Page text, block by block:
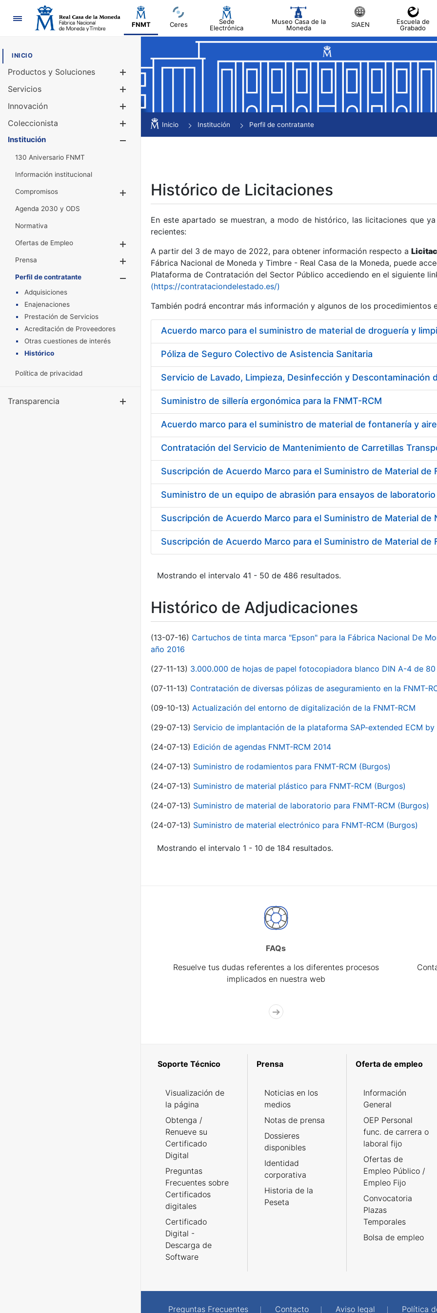
Navegación
FNMT Ceres
Sede
Electrónica
Museo Casa de la
Moneda
SIAEN
Escuela de
Grabado
INICIO
Productos y Soluciones
Mostrar/Ocultar
Servicios
Innovación
Coleccionista
Mostrar/Ocultar
Institución
130 Aniversario FNMT
Información institucional
Compromisos
Mostrar/Ocultar
Agenda 2030 y ODS
Normativa
Ofertas de Empleo
Prensa
Mostrar/Ocultar
Perfil de contratante
Mostrar/Ocultar
Adquisiciones
Enajenaciones
Prestación de Servicios
Acreditación de Proveedores
Otras cuestiones de interés
Histórico
Política de privacidad
Transparencia Mostrar/Ocultar
Inicio Institución Perfil de contratante
Histórico de Licitaciones
En este apartado se muestran, a modo de histórico, las licitaciones que
recientes:
A partir del 3 de mayo de 2022, para obtener información respecto a
Fábrica Nacional de Moneda y Timbre - Real Casa de la Moneda, puede
Plataforma de Contratación del Sector Público accediendo en el siguiente
(https://contrataciondelestado.es/)
También podrá encontrar más información y algunos de los procedimientos
Acuerdo marco para el suministro de material de droguería y
Póliza de Seguro Colectivo de Asistencia Sanitaria
Suministro de sillería ergonómica para la FNMT-RCM
Acuerdo marco para el suministro de material de fontanería y
Contratación del Servicio de Mantenimiento de Carretillas
Suscripción de Acuerdo Marco para el Suministro de Material de
Suministro de un equipo de abrasión para ensayos de laboratorio
Suscripción de Acuerdo Marco para el Suministro de Material de
Mostrando el intervalo 41 - 50 de 486 resultados.
Histórico de Adjudicaciones
(13-07-16) Cartuchos de tinta marca "Epson" para la Fábrica Nacional De
año 2016
(27-11-13) 3.000.000 de hojas de papel fotocopiadora blanco DIN A-4 de 80
(07-11-13) Contratación de diversas pólizas de aseguramiento en la FNMT-
(09-10-13) Actualización del entorno de digitalización de la FNMT-RCM
(29-07-13) Servicio de implantación de la plataforma SAP-extended ECM by
(24-07-13) Edición de agendas FNMT-RCM 2014
(24-07-13) Suministro de rodamientos para FNMT-RCM (Burgos)
(24-07-13) Suministro de material plástico para FNMT-RCM (Burgos)
(24-07-13) Suministro de material de laboratorio para FNMT-RCM (Burgos)
(24-07-13) Suministro de material electrónico para FNMT-RCM (Burgos)
Mostrando el intervalo 1 - 10 de 184 resultados.
FAQs
Resuelve tus dudas referentes a los diferentes procesos
implicados en nuestra web
Soporte Técnico
Visualización de
la página
Obtenga /
Renueve su
Certificado
Digital
Preguntas
Frecuentes sobre
Certificados
digitales
Certificado
Digital -
Descarga de
Software
Prensa
Noticias en los
medios
Notas de prensa
Dossieres
disponibles
Identidad
corporativa
Historia de la
Peseta
Oferta de empleo
Información
General
OEP Personal
func. de carrera o
laboral fijo
Ofertas de
Empleo Público /
Empleo Fijo
Convocatoria
Plazas
Temporales
Bolsa de empleo
Preguntas Frecuentes Contacto Aviso legal Política